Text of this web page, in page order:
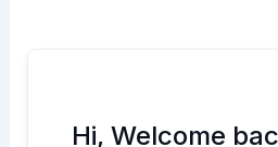
Hi, Welcome